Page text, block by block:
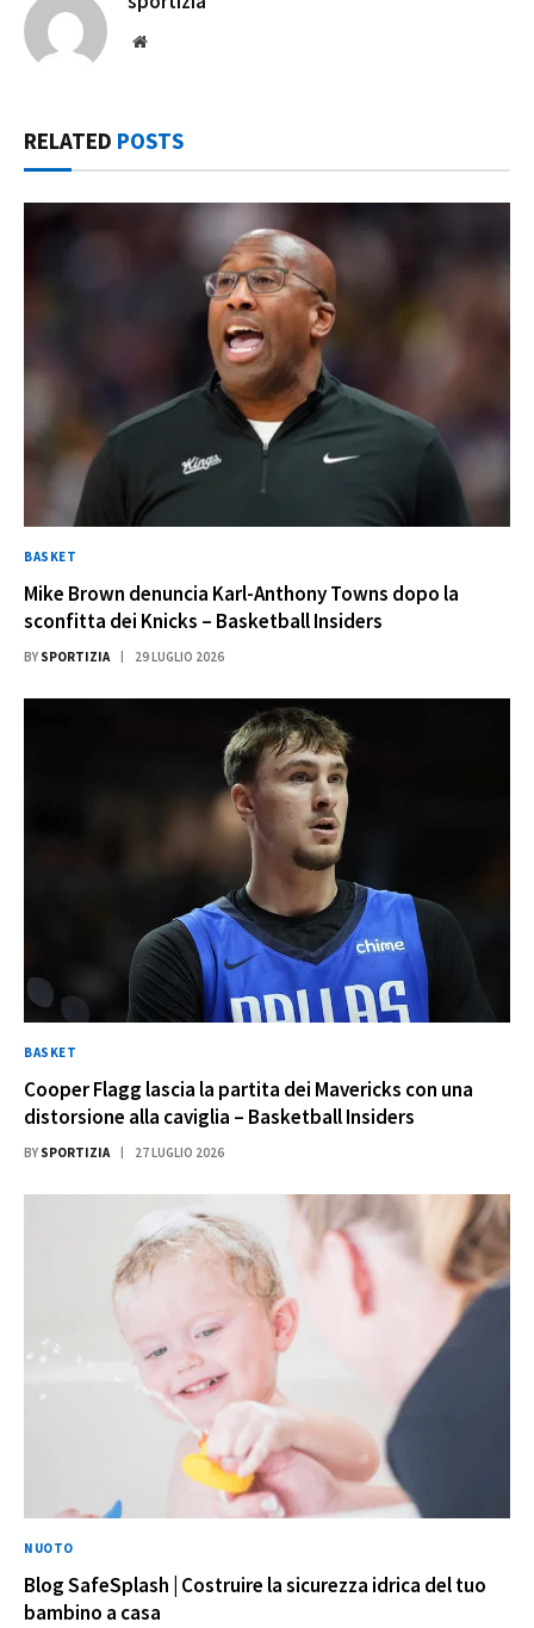
Website
RELATED POSTS
BASKET
Mike Brown denuncia Karl-Anthony Towns dopo la
sconfitta dei Knicks – Basketball Insiders
BY SPORTIZIA 29 LUGLIO 2026
BASKET
Cooper Flagg lascia la partita dei Mavericks con una
distorsione alla caviglia – Basketball Insiders
BY SPORTIZIA 27 LUGLIO 2026
NUOTO
Blog SafeSplash | Costruire la sicurezza idrica del tuo
bambino a casa